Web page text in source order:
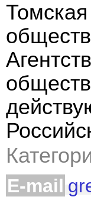
E-mail